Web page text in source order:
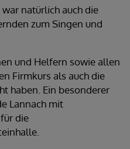
natürlich auch die
zum Singen und
und Helfern sowie allen
Firmkurs als auch die
haben. Ein besonderer
Lannach mit
die